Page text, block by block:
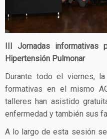
III Jornadas informativas
Hipertensión Pulmonar
Durante todo el viernes,
formativas en el mismo
talleres han asistido
enfermedad y también sus
A lo largo de esta sesión